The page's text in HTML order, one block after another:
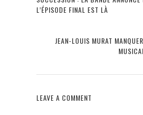
L’ÉPISODE FINAL EST LÀ
JEAN-LOUIS MURAT
LEAVE A COMMENT